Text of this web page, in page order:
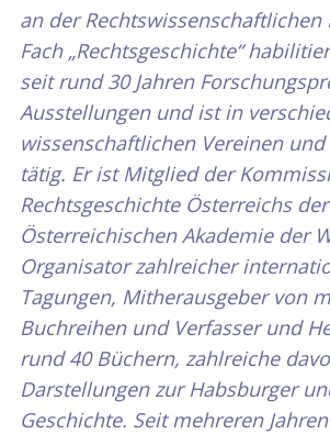
an der Rechtswissenschaftlichen
Fach „Rechtsgeschichte“
seit rund 30 Jahren
Ausstellungen und ist in
wissenschaftlichen Vereinen
tätig. Er ist Mitglied der
Rechtsgeschichte Österreichs der
Österreichischen Akademie der
Organisator zahlreicher
Tagungen, Mitherausgeber von
Buchreihen und Verfasser und
rund 40 Büchern, zahlreiche
Darstellungen zur Habsburger
Geschichte. Seit mehreren